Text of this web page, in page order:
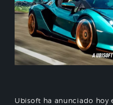
Ubisoft ha anunciado